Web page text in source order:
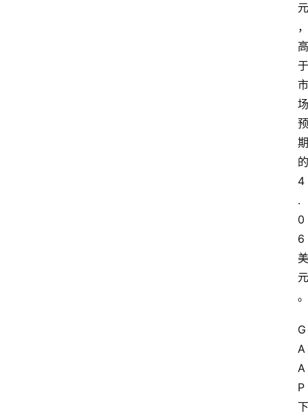
元
，
高
于
市
场
预
期
的
4
.
0
6
美
元
。
G
A
A
P
下